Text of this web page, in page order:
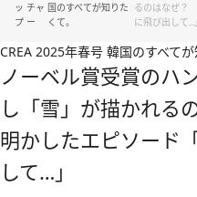
ッ
プ
チャ
ー
国のすべてが知りた
くて。
るのはなぜ？
に飛び出して…」
CREA 2025年春号 韓国のすべてが
ノーベル賞受賞のハ
し「雪」が描かれ
明かしたエピソード
して…」